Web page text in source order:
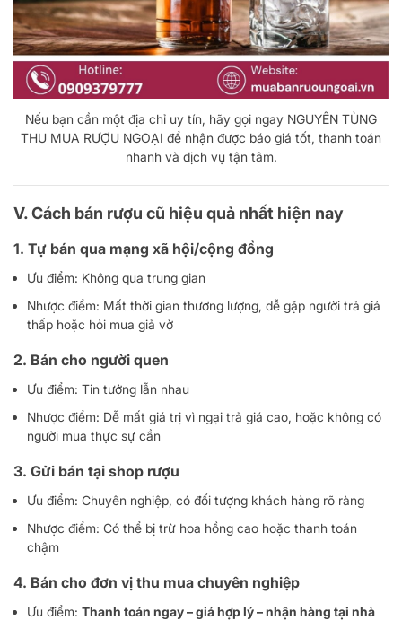
Nếu bạn cần một địa chỉ uy tín, hãy gọi ngay NGUYÊN TÙNG
THU MUA RƯỢU NGOẠI để nhận được báo giá tốt, thanh toán
nhanh và dịch vụ tận tâm.
V.Cách bán rượu cũ hiệu quả nhất hiện nay
1. Tự bán qua mạng xã hội/cộng đồng
Ưu điểm: Không qua trung gian
Nhược điểm: Mất thời gian thương lượng, dễ gặp người trả giá
thấp hoặc hỏi mua giả vờ
2. Bán cho người quen
Ưu điểm: Tin tưởng lẫn nhau
Nhược điểm: Dễ mất giá trị vì ngại trả giá cao, hoặc không có
người mua thực sự cần
3. Gửi bán tại shop rượu
Ưu điểm: Chuyên nghiệp, có đối tượng khách hàng rõ ràng
Nhược điểm: Có thể bị trừ hoa hồng cao hoặc thanh toán
chậm
4. Bán cho đơn vị thu mua chuyên nghiệp
Ưu điểm: Thanh toán ngay – giá hợp lý – nhận hàng tại nhà